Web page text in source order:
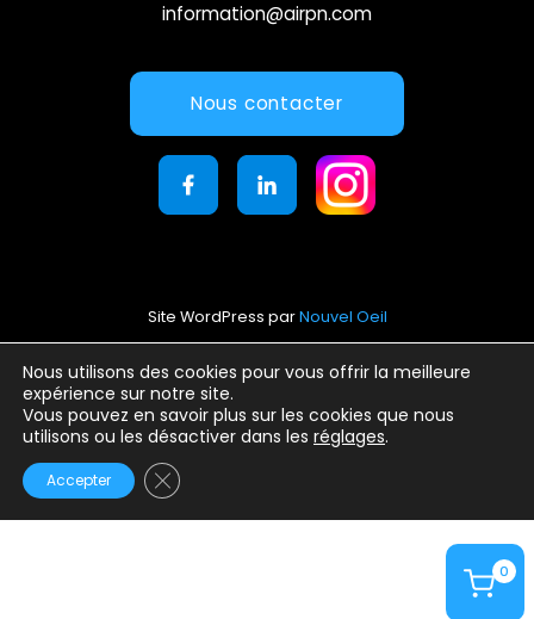
0
Nous utilisons des cookies pour vous offrir la meilleure
expérience sur notre site.
Vous pouvez en savoir plus sur les cookies que nous
utilisons ou les désactiver dans les réglages.
Accepter Fermer la bannière des cookies GDPR
information@airpn.com
Nous contacter
Site WordPress parNouvel Oeil
Mentions légales
Conditions générales d’utilisation
Politique de confidentialité